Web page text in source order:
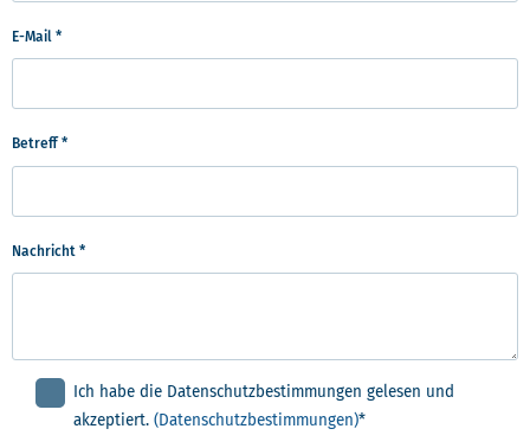
E-Mail *
Betreff *
Nachricht *
Ich habe die Datenschutzbestimmungen gelesen und
akzeptiert. (Datenschutzbestimmungen)*